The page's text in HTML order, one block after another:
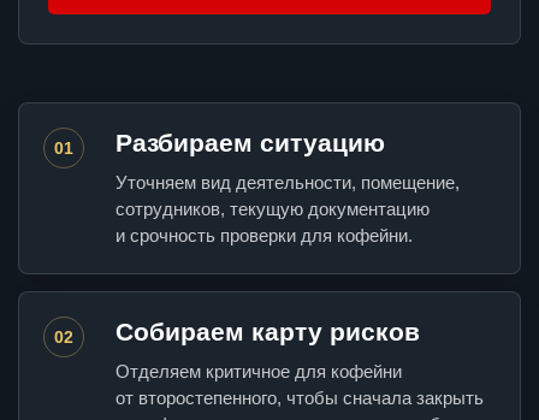
01 Разбираем ситуацию
Уточняем вид деятельности, помещение,
сотрудников, текущую документацию
и срочность проверки для кофейни.
02 Собираем карту рисков
Отделяем критичное для кофейни
от второстепенного, чтобы сначала закрыть